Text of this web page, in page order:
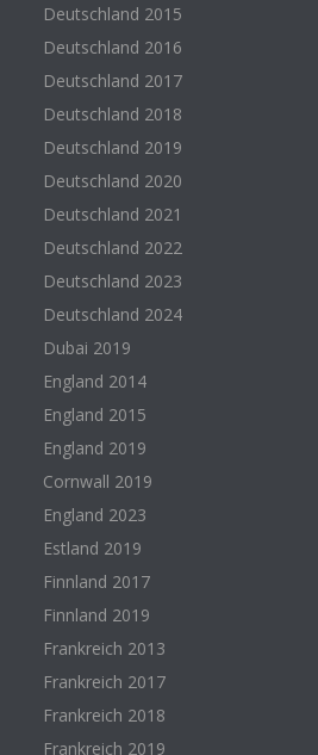
Deutschland 2015
Deutschland 2016
Deutschland 2017
Deutschland 2018
Deutschland 2019
Deutschland 2020
Deutschland 2021
Deutschland 2022
Deutschland 2023
Deutschland 2024
Dubai 2019
England 2014
England 2015
England 2019
Cornwall 2019
England 2023
Estland 2019
Finnland 2017
Finnland 2019
Frankreich 2013
Frankreich 2017
Frankreich 2018
Frankreich 2019